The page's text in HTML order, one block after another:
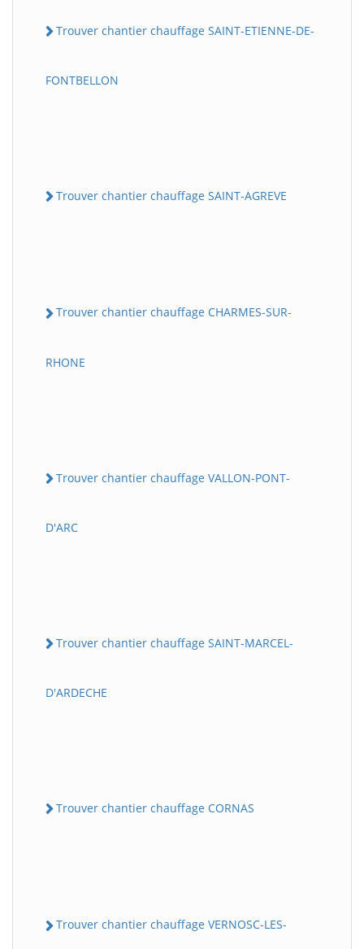
Trouver chantier chauffage SAINT-ETIENNE-DE-
FONTBELLON
Trouver chantier chauffage SAINT-AGREVE
Trouver chantier chauffage CHARMES-SUR-
RHONE
Trouver chantier chauffage VALLON-PONT-
D'ARC
Trouver chantier chauffage SAINT-MARCEL-
D'ARDECHE
Trouver chantier chauffage CORNAS
Trouver chantier chauffage VERNOSC-LES-